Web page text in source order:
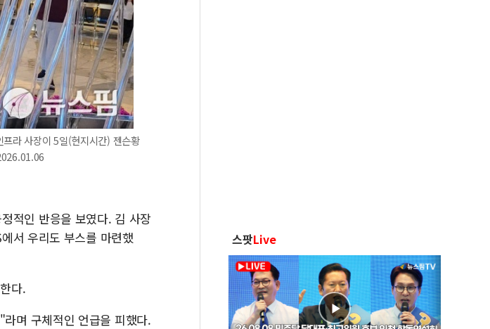
라 사장이 5일(현지시간) 젠슨황
적인 반응을 보였다. 김 사장
서 우리도 부스를 마련했
다.
며 구체적인 언급을 피했다.
스팟Live